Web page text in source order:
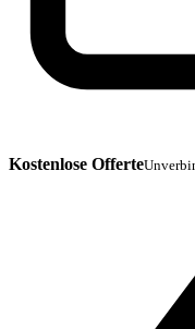
Kostenlose Offerte